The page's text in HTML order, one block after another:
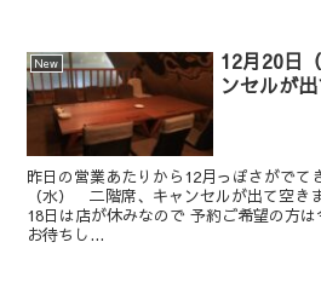
New
12月20日
ンセルが
昨日の営業あたりから12月っぽさがでて
（水） 二階席、キャンセルが出て空き
18日は店が休みなので 予約ご希望の方
お待ちし...